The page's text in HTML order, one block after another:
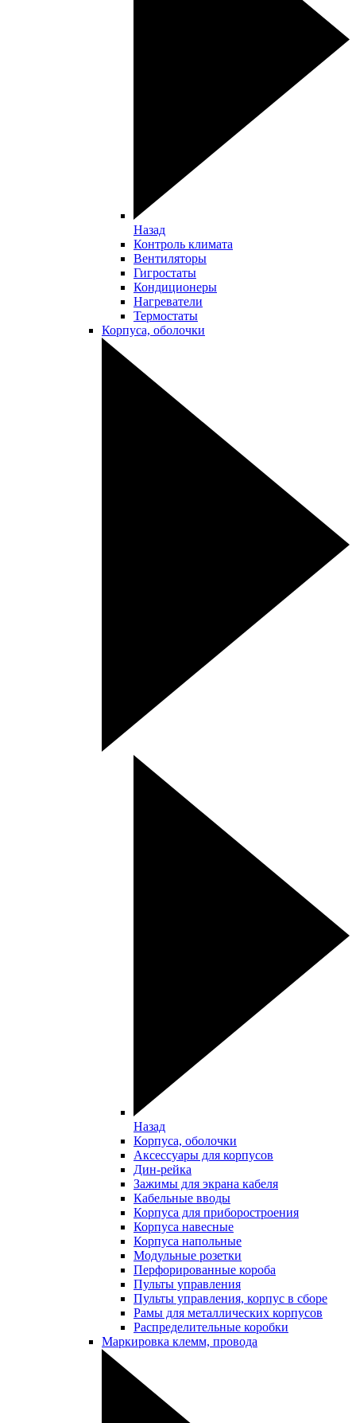
Назад
Контроль климата
Вентиляторы
Гигростаты
Кондиционеры
Нагреватели
Термостаты
Корпуса, оболочки
Назад
Корпуса, оболочки
Аксессуары для корпусов
Дин-рейка
Зажимы для экрана кабеля
Кабельные вводы
Корпуса для приборостроения
Корпуса навесные
Корпуса напольные
Модульные розетки
Перфорированные короба
Пульты управления
Пульты управления, корпус в сборе
Рамы для металлических корпусов
Распределительные коробки
Маркировка клемм, провода